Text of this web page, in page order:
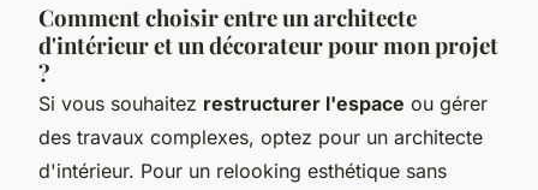
Comment choisir entre un architecte
d'intérieur et un décorateur pour mon projet
?
Si vous souhaitez restructurer l'espace ou gérer
des travaux complexes, optez pour un architecte
d'intérieur. Pour un relooking esthétique sans